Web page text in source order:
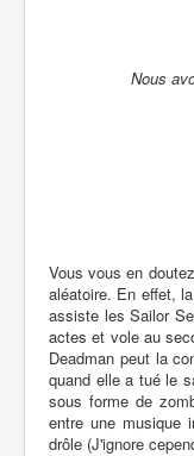
Nous
Vous vous en
aléatoire. En effet,
assiste les Sailor
actes et vole au
Deadman peut la
quand elle a tué le
sous forme de
entre une musique
drôle (J'ignore